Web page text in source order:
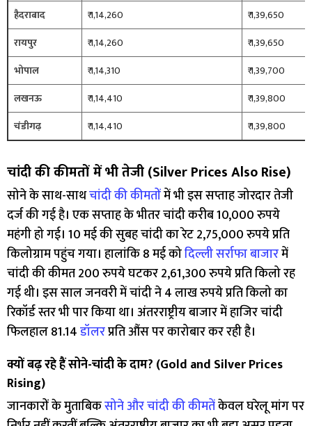
हैदराबाद
₹ 1,14,260
₹ 1,39,650
रायपुर
₹ 1,14,260
₹ 1,39,650
भोपाल
₹ 1,14,310
₹ 1,39,700
लखनऊ
₹ 1,14,410
₹ 1,39,800
चंडीगढ़
₹ 1,14,410 ₹ 1,39,800
चांदी की कीमतों में भी तेजी (Silver Prices Also Rise)
सोने के साथ-साथचांदी की कीमतोंमें भी इस सप्ताह जोरदार तेजी
दर्ज की गई है। एक सप्ताह के भीतर चांदी करीब 10,000 रुपये
महंगी हो गई। 10 मई की सुबह चांदी का रेट 2,75,000 रुपये प्रति
किलोग्राम पहुंच गया। हालांकि 8 मई कोदिल्ली सर्राफा बाजारमें
चांदी की कीमत 200 रुपये घटकर 2,61,300 रुपये प्रति किलो रह
गई थी। इस साल जनवरी में चांदी ने 4 लाख रुपये प्रति किलो का
रिकॉर्ड स्तर भी पार किया था। अंतरराष्ट्रीय बाजार में हाजिर चांदी
फिलहाल 81.14डॉलरप्रति औंस पर कारोबार कर रही है।
क्यों बढ़ रहे हैं सोने-चांदी के दाम? (Gold and Silver Prices
Rising)
जानकारों के मुताबिकसोने और चांदी की कीमतेंकेवल घरेलू मांग पर